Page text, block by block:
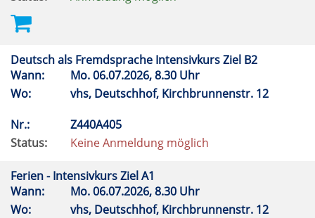
Deutsch als Fremdsprache Intensivkurs Ziel B2
Wann:
Mo.06.07.2026, 8.30 Uhr
Wo:
vhs, Deutschhof, Kirchbrunnenstr. 12
Nr.:
Z440A405
Status:
Keine Anmeldung möglich
Ferien - Intensivkurs Ziel A1
Wann:
Mo.06.07.2026, 8.30 Uhr
Wo:
vhs, Deutschhof, Kirchbrunnenstr. 12